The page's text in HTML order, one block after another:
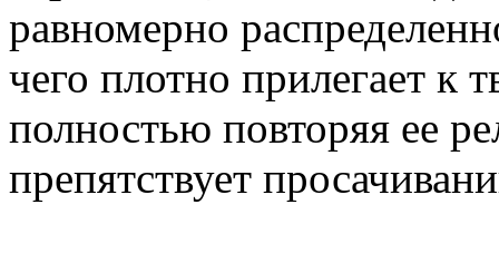
равномерно
чего плотно прилегает к
полностью повторяя ее
препятствует